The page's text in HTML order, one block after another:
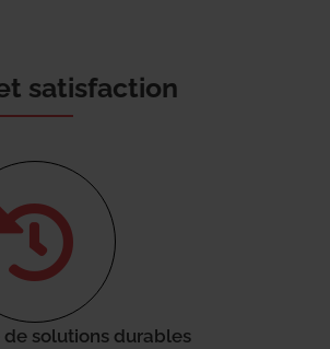
satisfaction
solutions durables